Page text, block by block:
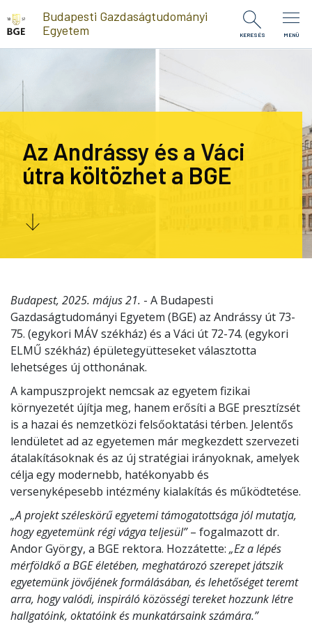
Ugrás a tartalomra
Budapesti Gazdaságtudományi
Egyetem
KERESÉS MENÜ
Az Andrássy és a Váci
útra költözhet a BGE
Budapest, 2025. május 21. - A Budapesti
Gazdaságtudományi Egyetem (BGE) az Andrássy út 73-
75. (egykori MÁV székház) és a Váci út 72-74. (egykori
ELMŰ székház) épületegyütteseket választotta
lehetséges új otthonának.
A kampuszprojekt nemcsak az egyetem fizikai
környezetét újítja meg, hanem erősíti a BGE presztízsét
is a hazai és nemzetközi felsőoktatási térben. Jelentős
lendületet ad az egyetemen már megkezdett szervezeti
átalakításoknak és az új stratégiai irányoknak, amelyek
célja egy modernebb, hatékonyabb és
versenyképesebb intézmény kialakítás és működtetése.
„A projekt széleskörű egyetemi támogatottsága jól mutatja,
hogy egyetemünk régi vágya teljesül”– fogalmazott dr.
Andor György, a BGE rektora. Hozzátette: „Ez a lépés
mérföldkő a BGE életében, meghatározó szerepet játszik
egyetemünk jövőjének formálásában, és lehetőséget teremt
arra, hogy valódi, inspiráló közösségi tereket hozzunk létre
hallgatóink, oktatóink és munkatársaink számára.”